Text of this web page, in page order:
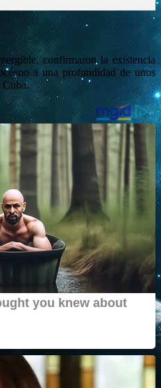
confirmaron la existencia
a una profundidad de unos
Cuba.